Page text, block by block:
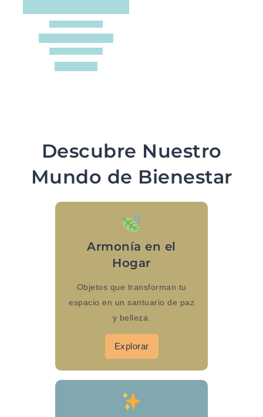
Descubre Nuestro
Mundo de Bienestar
Armonía en el
Hogar
Objetos que transforman tu
espacio en un santuario de paz
y belleza.
Explorar